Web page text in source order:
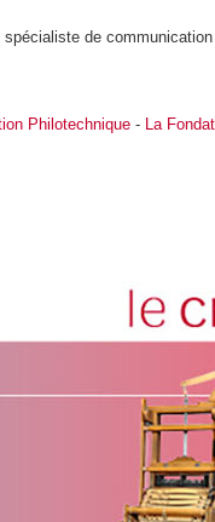
de
Philotechnique - La